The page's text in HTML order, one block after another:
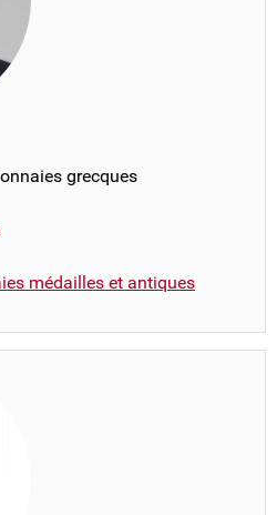
grecques
médailles et antiques